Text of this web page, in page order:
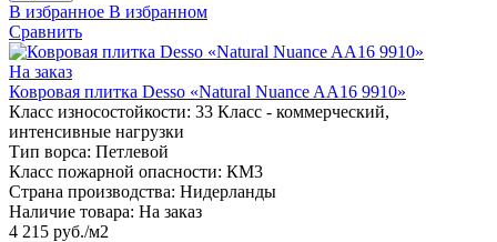
В избранное В избранном
Сравнить
На заказ
Ковровая плитка Desso «Natural Nuance AA16 9910»
Класс износостойкости: 33 Класс - коммерческий,
интенсивные нагрузки
Тип ворса: Петлевой
Класс пожарной опасности: КМ3
Страна производства: Нидерланды
Наличие товара: На заказ
4 215 руб./м2